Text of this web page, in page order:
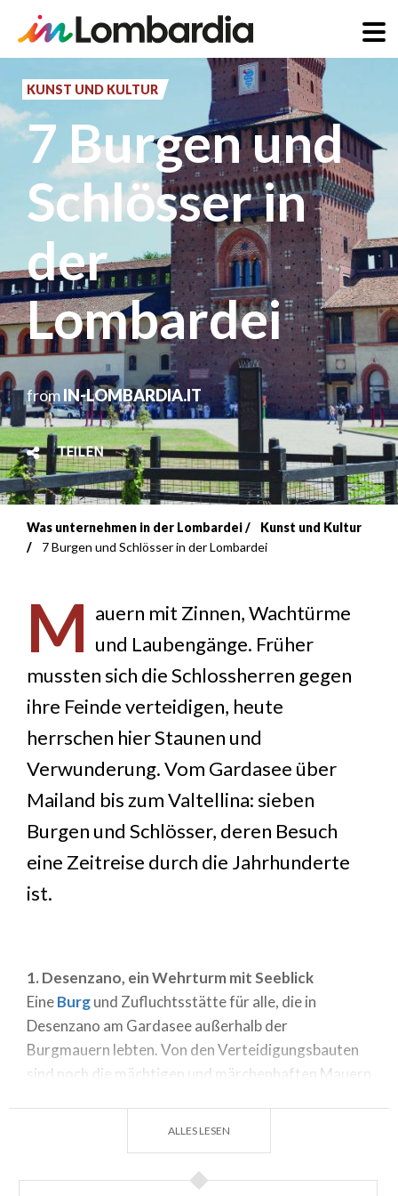
zum
Inhalt
KUNST UND KULTUR
7 Burgen und
Schlösser in
der
Lombardei
fromIN-LOMBARDIA.IT
TEILEN
Breadcrumb
Was unternehmen in der Lombardei
Kunst und Kultur
7 Burgen und Schlösser in der Lombardei
M auern mit Zinnen, Wachtürme
und Laubengänge. Früher
mussten sich die Schlossherren gegen
ihre Feinde verteidigen, heute
herrschen hier Staunen und
Verwunderung. Vom Gardasee über
Mailand bis zum Valtellina: sieben
Burgen und Schlösser, deren Besuch
eine Zeitreise durch die Jahrhunderte
ist.
1. Desenzano, ein Wehrturm mit Seeblick
EineBurgund Zufluchtsstätte für alle, die in
Desenzano am Gardasee außerhalb der
Burgmauern lebten. Von den Verteidigungsbauten
sind noch die mächtigen und märchenhaften Mauern
spazieren zu gehen. Kommen Sie an schönen, klaren
ALLES LESEN